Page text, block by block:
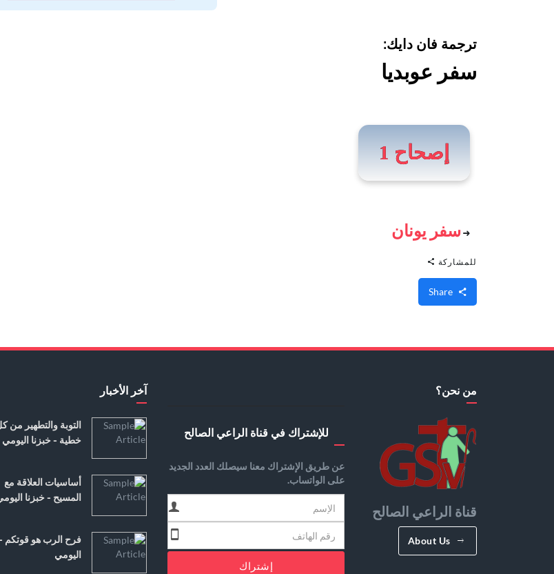
ترجمة فان دايك:
سفر عوبديا
إصحاح 1
سفر يونان
للمشاركة
من نحن؟
قناة الراعي الصالح
About Us
للإشتراك في قناة الراعي الصالح
عن طريق الإشتراك معنا سيصلك العدد الجديد
على الواتساب.
إشتراك
آخر الأخبار
التوبة والتطهير من
خطية - خبزنا اليومي
أساسيات العلاقة مع
المسيح - خبزنا
فرح الرب هو قوتكم -
اليومي